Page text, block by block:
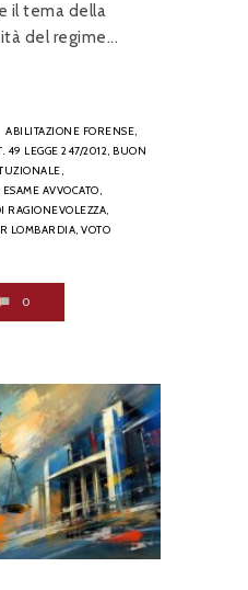
il tema della
del regime...
ABILITAZIONE FORENSE,
49 LEGGE 247/2012, BUON
ESAME AVVOCATO,
RAGIONEVOLEZZA,
LOMBARDIA, VOTO
0